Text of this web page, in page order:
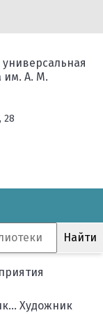
им. А. М.
28
Художник